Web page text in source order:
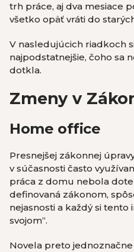
trh práce, aj dva mesiace
všetko opäť vráti do
V nasledujúcich riadkoch
najpodstatnejšie, čoho sa
dotkla.
Zmeny v
Home office
Presnejšej zákonnej
v súčasnosti často
práca z domu nebola
definovaná zákonom,
nejasnosti a každý si tento
svojom“.
Novela preto jednoznačne